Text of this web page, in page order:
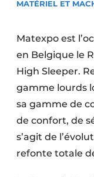
Construction
Contrôle
Éclairage
MATÉRIEL ET
Matexpo est
en Belgique le
High Sleeper.
gamme lourds
sa gamme de
de confort, de
s’agit de
refonte totale